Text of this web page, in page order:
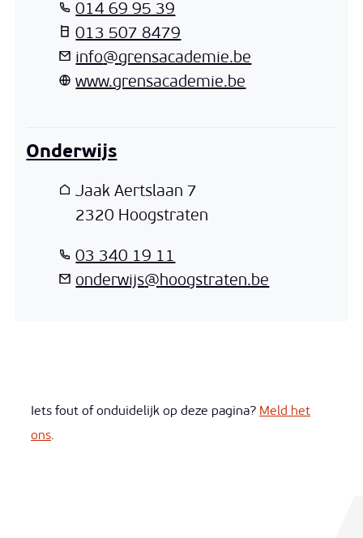
014 69 95 39
013 507 8479
E-mailinfo@grensacademie.be
Websitewww.grensacademie.be
Onderwijs
Adres Jaak Aertslaan 7
,2320 Hoogstraten
03 340 19 11
E-mailonderwijs@hoogstraten.be
Iets fout of onduidelijk op deze pagina? Meld het
ons.